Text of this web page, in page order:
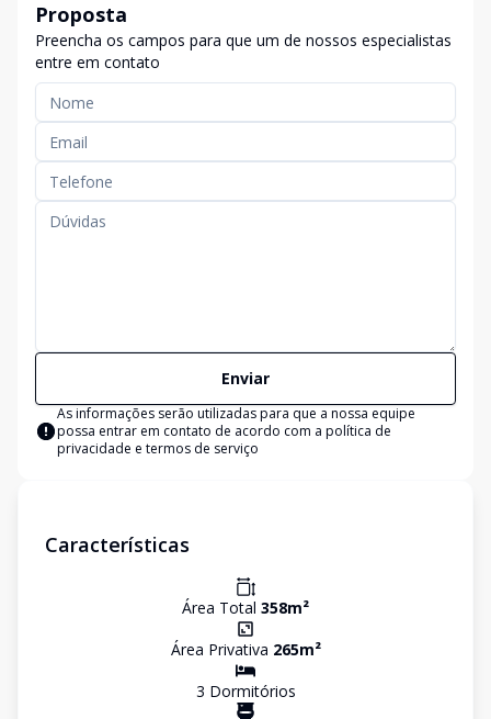
Proposta
Preencha os campos para que um de nossos especialistas
entre em contato
Enviar
As informações serão utilizadas para que a nossa equipe
possa entrar em contato de acordo com a política de
privacidade e termos de serviço
Características
Área Total 358m²
Área Privativa 265m²
3 Dormitórios